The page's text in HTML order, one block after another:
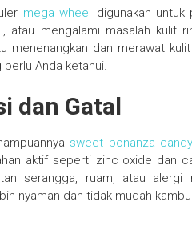
mega wheel digunakan untuk
mengalami masalah kulit
menenangkan dan merawat
Anda ketahui.
dan Gatal
sweet bonanza
aktif seperti zinc oxide dan
serangga, ruam, atau alergi
nyaman dan tidak mudah